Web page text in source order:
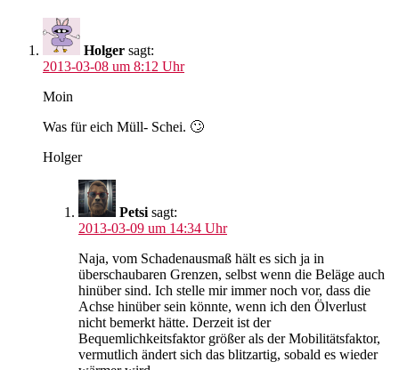
Holger sagt:
2013-03-08 um 8:12 Uhr
Moin
Was für eich Müll- Schei. 🙄
Holger
Petsi sagt:
2013-03-09 um 14:34 Uhr
Naja, vom Schadenausmaß hält es sich ja in
überschaubaren Grenzen, selbst wenn die Beläge auch
hinüber sind. Ich stelle mir immer noch vor, dass die
Achse hinüber sein könnte, wenn ich den Ölverlust
nicht bemerkt hätte. Derzeit ist der
Bequemlichkeitsfaktor größer als der Mobilitätsfaktor,
vermutlich ändert sich das blitzartig, sobald es wieder